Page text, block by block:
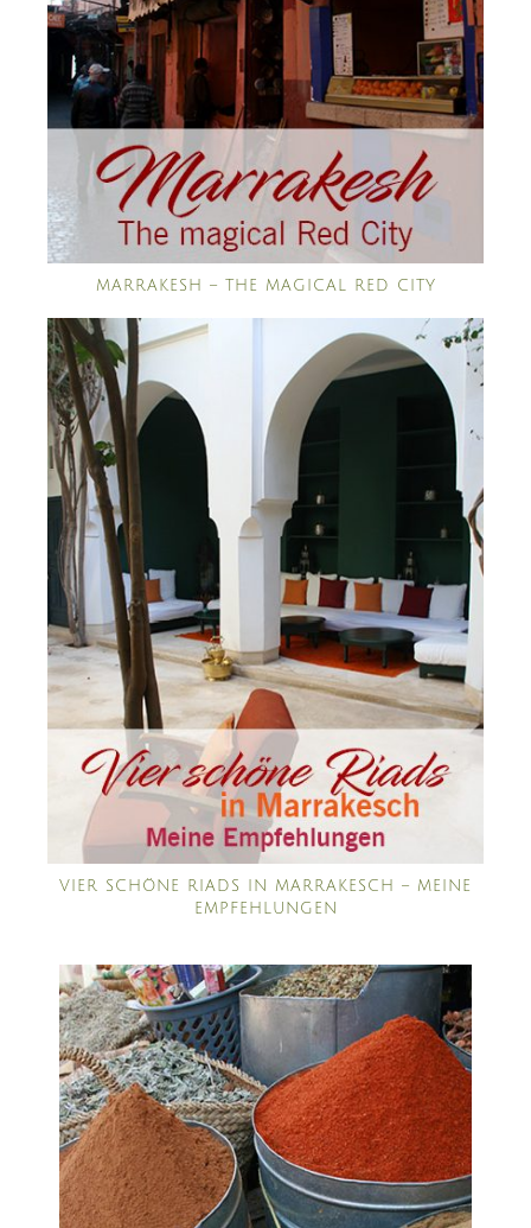
MARRAKESH – THE MAGICAL RED CITY
VIER SCHÖNE RIADS IN MARRAKESCH – MEINE
EMPFEHLUNGEN